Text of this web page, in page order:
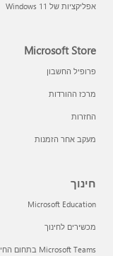
אפליקציות של Windows 11‏
Microsoft Store
פרופיל החשבון
מרכז ההורדות
החזרות
מעקב אחר הזמנות
חינוך
Microsoft Education
מכשירים לחינוך
Microsoft Teams בתחום החינוך